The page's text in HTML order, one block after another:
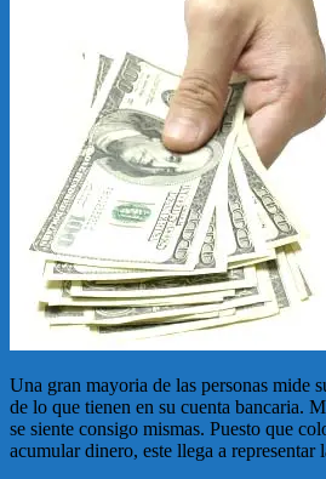
Una gran mayoria de las personas mide
de lo que tienen en su cuenta bancaria.
se siente consigo mismas. Puesto que
acumular dinero, este llega a representar